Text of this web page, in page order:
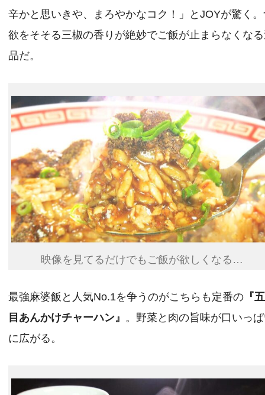
辛かと思いきや、まろやかなコク！」とJOYが驚く
欲をそそる三椒の香りが絶妙でご飯が止まらなくな
品だ。
映像を見てるだけでもご飯が欲しくなる…
最強麻婆飯と人気No.1を争うのがこちらも定番の 『五
目あんかけチャーハン』 。野菜と肉の旨味が口いっ
に広がる。